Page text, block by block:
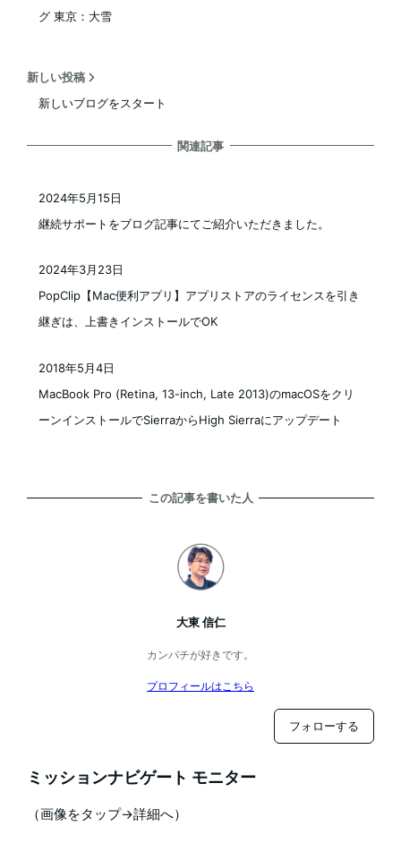
グ 東京：大雪
新しい投稿
新しいブログをスタート
関連記事
継続サポートをブログ記事にてご紹介いただきました。
2024年5月15日
PopClip【Mac便利アプリ】アプリストアのライセンスを引き
継ぎは、上書きインストールでOK
2024年3月23日
MacBook Pro (Retina, 13-inch, Late 2013)のmacOSをクリ
ーンインストールでSierraからHigh Sierraにアップデート
2018年5月4日
この記事を書いた人
大東 信仁
カンパチが好きです。
プロフィールはこちら
フォローする
ミッションナビゲート モニター
（画像をタップ→詳細へ）